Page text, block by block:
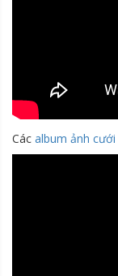
Các album ảnh cưới